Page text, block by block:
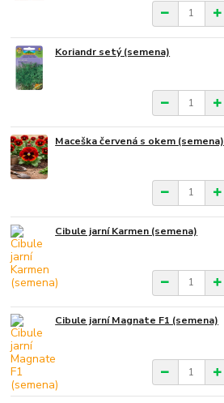
Koriandr setý (semena)
Maceška červená s okem (semena)
Cibule jarní Karmen (semena)
Cibule jarní Magnate F1 (semena)